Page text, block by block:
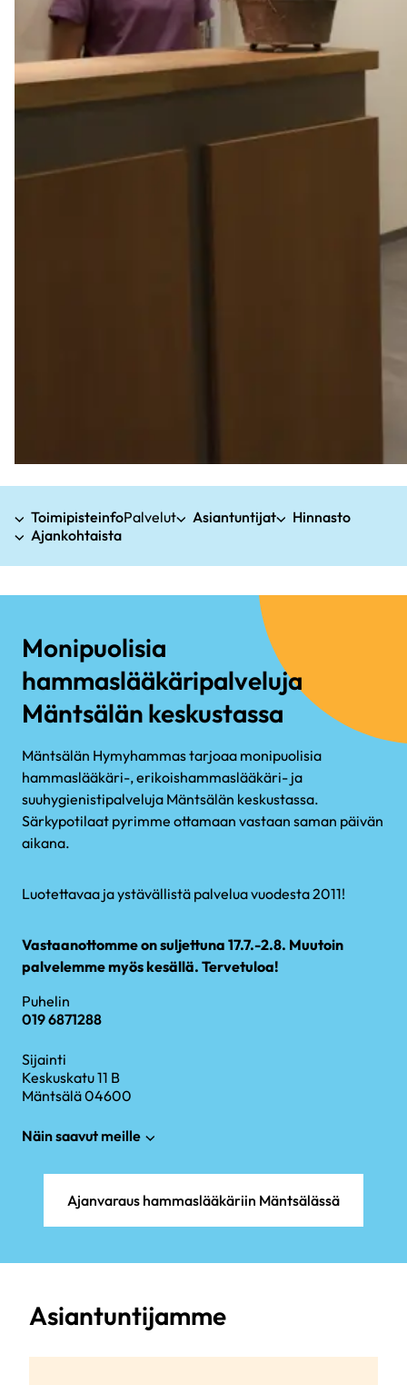
ToimipisteinfoPalvelut Asiantuntijat
Hinnasto
Ajankohtaista
Monipuolisia
hammaslääkäripalveluja
Mäntsälän keskustassa
Mäntsälän Hymyhammas tarjoaa monipuolisia
hammaslääkäri-, erikoishammaslääkäri- ja
suuhygienistipalveluja Mäntsälän keskustassa.
Särkypotilaat pyrimme ottamaan vastaan saman päivän
aikana.
Luotettavaa ja ystävällistä palvelua vuodesta 2011!
Vastaanottomme on suljettuna 17.7.-2.8. Muutoin
palvelemme myös kesällä. Tervetuloa!
Ajanvaraus hammaslääkäriin Mäntsälässä
Puhelin
019 6871288
Sijainti
Keskuskatu 11 B
Mäntsälä 04600
Näin saavut meille
Asiantuntijamme